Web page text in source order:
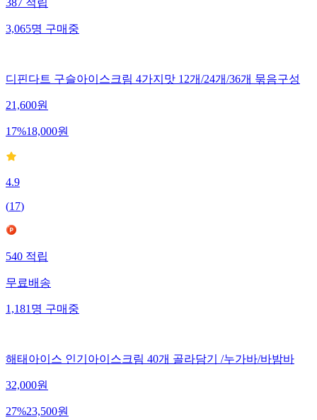
387적립
3,065명구매중
디핀다트 구슬아이스크림 4가지맛 12개/24개/36개 묶음구성
21,600원
17%18,000원
4.9
(17)
540적립
무료배송
1,181명구매중
해태아이스 인기아이스크림 40개 골라담기 /누가바/바밤바
32,000원
27%23,500원